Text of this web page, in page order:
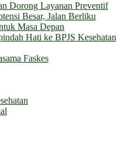
Dorong Layanan Preventif
Besar, Jalan Berliku
Masa Depan
Hati ke BPJS Kesehatan
Faskes